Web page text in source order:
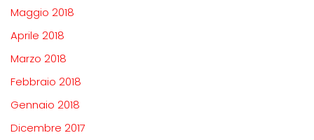
Maggio 2018
Aprile 2018
Marzo 2018
Febbraio 2018
Gennaio 2018
Dicembre 2017